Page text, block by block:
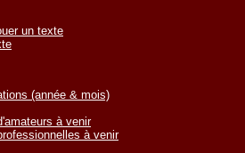
un texte
(année & mois)
à venir
à venir